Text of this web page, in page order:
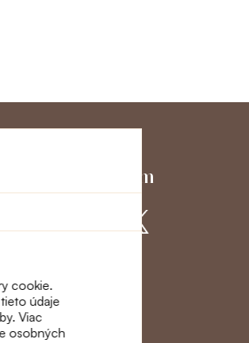
cookie.
údaje
Viac
osobných
Pridajte sa k nám